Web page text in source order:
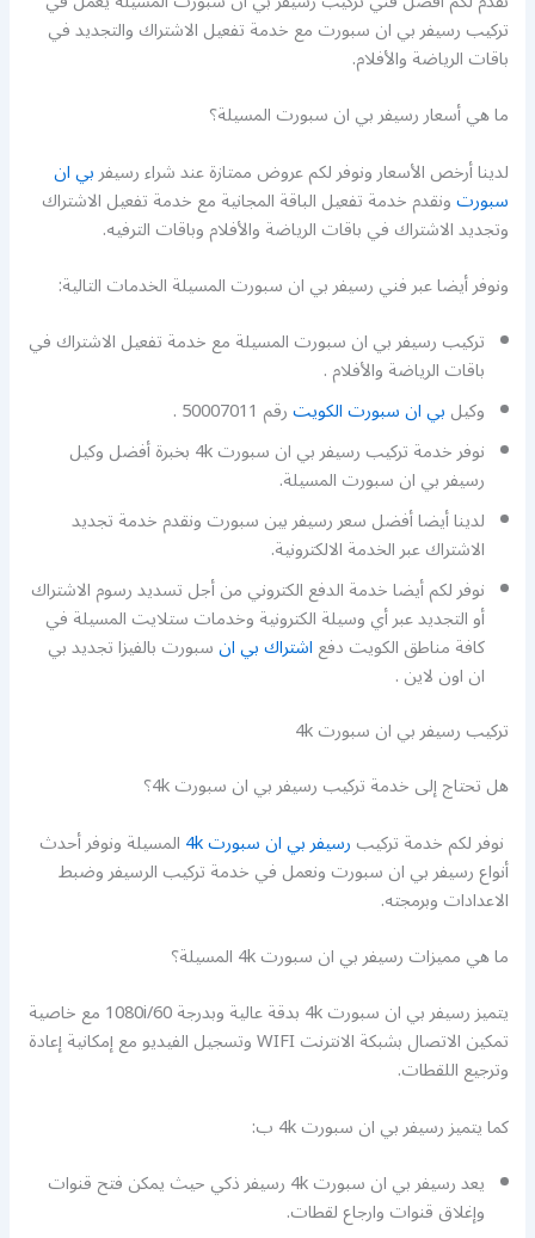
تركيب رسيفر بي ان سبورت مع خدمة تفعيل الاشتراك والتجديد في
باقات الرياضة والأفلام.
ما هي أسعار رسيفر بي ان سبورت المسيلة؟
لدينا أرخص الأسعار ونوفر لكم عروض ممتازة عند شراء رسيفربي ان
سبورتونقدم خدمة تفعيل الباقة المجانية مع خدمة تفعيل الاشتراك
وتجديد الاشتراك في باقات الرياضة والأفلام وباقات الترفيه.
ونوفر أيضا عبر فني رسيفر بي ان سبورت المسيلة الخدمات التالية:
تركيب رسيفر بي ان سبورت المسيلة مع خدمة تفعيل الاشتراك في
باقات الرياضة والأفلام .
وكيلبي ان سبورت الكويترقم 50007011 .
نوفر خدمة تركيب رسيفر بي ان سبورت 4k بخبرة أفضل وكيل
رسيفر بي ان سبورت المسيلة.
لدينا أيضا أفضل سعر رسيفر بين سبورت ونقدم خدمة تجديد
الاشتراك عبر الخدمة الالكترونية.
نوفر لكم أيضا خدمة الدفع الكتروني من أجل تسديد رسوم الاشتراك
أو التجديد عبر أي وسيلة الكترونية وخدمات ستلايت المسيلة في
كافة مناطق الكويت دفعاشتراك بي انسبورت بالفيزا تجديد بي
ان اون لاين .
تركيب رسيفر بي ان سبورت 4k
هل تحتاج إلى خدمة تركيب رسيفر بي ان سبورت 4k؟
نوفر لكم خدمة تركيبرسيفر بي ان سبورت 4k المسيلة ونوفر أحدث
أنواع رسيفر بي ان سبورت ونعمل في خدمة تركيب الرسيفر وضبط
الاعدادات وبرمجته.
ما هي مميزات رسيفر بي ان سبورت 4k المسيلة؟
يتميز رسيفر بي ان سبورت 4k بدقة عالية وبدرجة 1080i/60 مع خاصية
تمكين الاتصال بشبكة الانترنت WIFI وتسجيل الفيديو مع إمكانية إعادة
وترجيع اللقطات.
كما يتميز رسيفر بي ان سبورت 4k ب:
يعد رسيفر بي ان سبورت 4k رسيفر ذكي حيث يمكن فتح قنوات
وإغلاق قنوات وارجاع لقطات.